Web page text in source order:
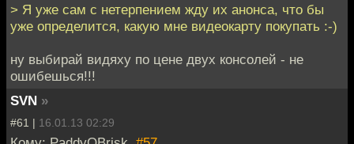
> Я уже сам с нетерпением жду их анонса, что бы
уже определится, какую мне видеокарту покупать :-)
ну выбирай видяху по цене двух консолей - не
ошибешься!!!
SVN »
#61 | 16.01.13 02:29